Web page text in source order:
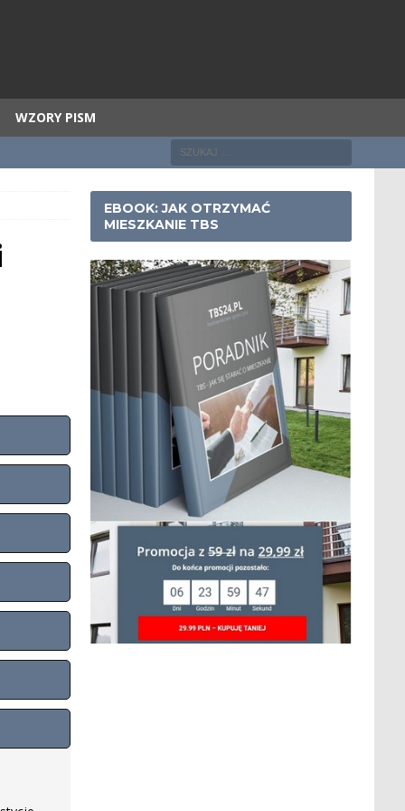
WZORY PISM
EBOOK: JAK OTRZYMAĆ
MIESZKANIE TBS